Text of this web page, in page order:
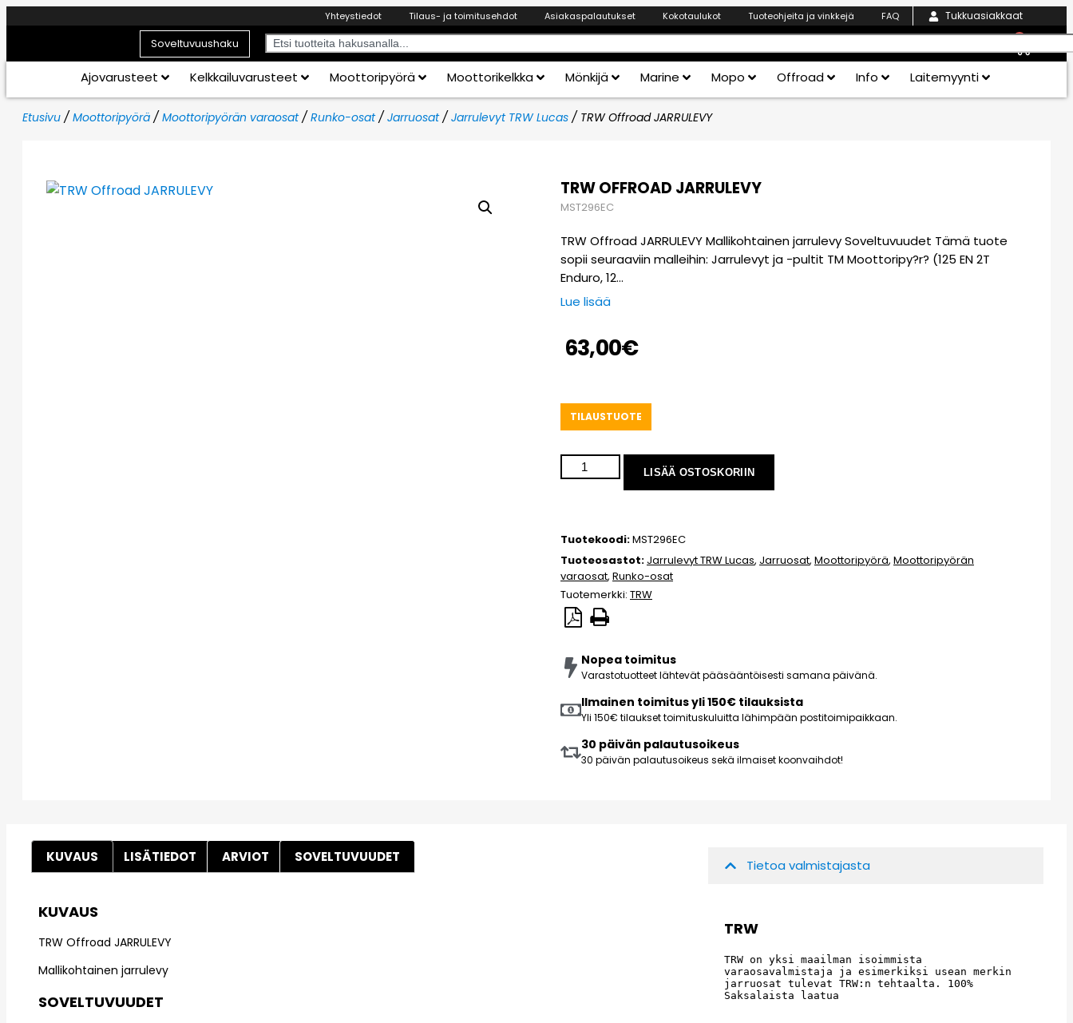
Yhteystiedot Tilaus- ja toimitusehdot Asiakaspalautukset Kokotaulukot Tuoteohjeita ja vinkkejä FAQ Tukkuasiakkaat
Soveltuvuushaku 0
Ajovarusteet Kelkkailuvarusteet Moottoripyörä Moottorikelkka Mönkijä Marine Mopo Offroad Info Laitemyynti
Etusivu / Moottoripyörä / Moottoripyörän varaosat/ Runko-osat/ Jarruosat/ Jarrulevyt TRW Lucas / TRW Offroad JARRULEVY
TRW OFFROAD JARRULEVY
MST296EC
TRW Offroad JARRULEVY Mallikohtainen jarrulevy Soveltuvuudet Tämä tuote
sopii seuraaviin malleihin: Jarrulevyt ja -pultit TM Moottoripy?r? (125 EN 2T
Enduro, 12…
Lue lisää
63,00€
TILAUSTUOTE
LISÄÄ OSTOSKORIIN
Tuotekoodi:MST296EC
Tuoteosastot: Jarrulevyt TRW Lucas, Jarruosat, Moottoripyörä, Moottoripyörän
varaosat, Runko-osat
Tuotemerkki: TRW
Nopea toimitus
Varastotuotteet lähtevät pääsääntöisesti samana päivänä.
Ilmainen toimitus yli 150€ tilauksista
Yli 150€ tilaukset toimituskuluitta lähimpään postitoimipaikkaan.
30 päivän palautusoikeus
30 päivän palautusoikeus sekä ilmaiset koonvaihdot!
KUVAUS LISÄTIEDOT ARVIOT SOVELTUVUUDET
KUVAUS
TRW Offroad JARRULEVY
Mallikohtainen jarrulevy
SOVELTUVUUDET
Tietoa valmistajasta
TRW
TRW on yksi maailman isoimmista
varaosavalmistaja ja esimerkiksi usean merkin
jarruosat tulevat TRW:n tehtaalta. 100%
Saksalaista laatua